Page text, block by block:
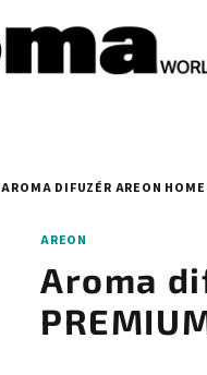
AROMA DIFUZÉR AREON
AREON
Aroma